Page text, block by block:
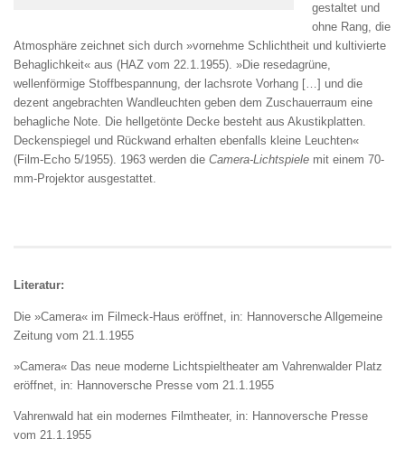
gestaltet und
ohne Rang, die
Atmosphäre zeichnet sich durch »vornehme Schlichtheit und kultivierte
Behaglichkeit« aus (HAZ vom 22.1.1955). »Die resedagrüne,
wellenförmige Stoffbespannung, der lachsrote Vorhang […] und die
dezent angebrachten Wandleuchten geben dem Zuschauerraum eine
behagliche Note. Die hellgetönte Decke besteht aus Akustikplatten.
Deckenspiegel und Rückwand erhalten ebenfalls kleine Leuchten«
(Film-Echo 5/1955). 1963 werden die Camera-Lichtspiele mit einem 70-
mm-Projektor ausgestattet.
Literatur:
Die »Camera« im Filmeck-Haus eröffnet, in: Hannoversche Allgemeine
Zeitung vom 21.1.1955
»Camera« Das neue moderne Lichtspieltheater am Vahrenwalder Platz
eröffnet, in: Hannoversche Presse vom 21.1.1955
Vahrenwald hat ein modernes Filmtheater, in: Hannoversche Presse
vom 21.1.1955